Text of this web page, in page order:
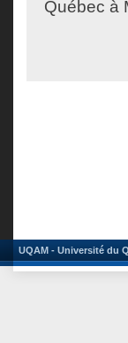
Québec à
UQAM - Université du